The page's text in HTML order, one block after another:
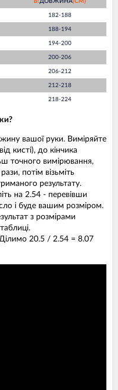
182-188
188-194
194-200
200-206
206-212
212-218
218-224
вашої руки. Виміряйте
кисті), до кінчика
точного вимірювання,
потім візьміть
результату.
на 2.54 - перевівши
і буде вашим розміром.
з розмірами
20.5 / 2.54 = 8.07